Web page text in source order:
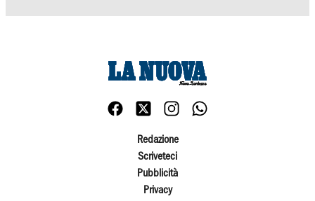
Redazione
Scriveteci
Pubblicità
Privacy